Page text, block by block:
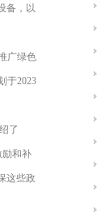
备，以
广绿色
于2023
了
励和补
这些政